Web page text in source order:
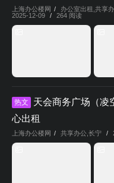
上海办公楼网 / 办公室出租 共享
2025-12-09
/ 264 阅读
热文
天会商务广场（凌
心出租
上海办公楼网 / 共享办公,长宁 /